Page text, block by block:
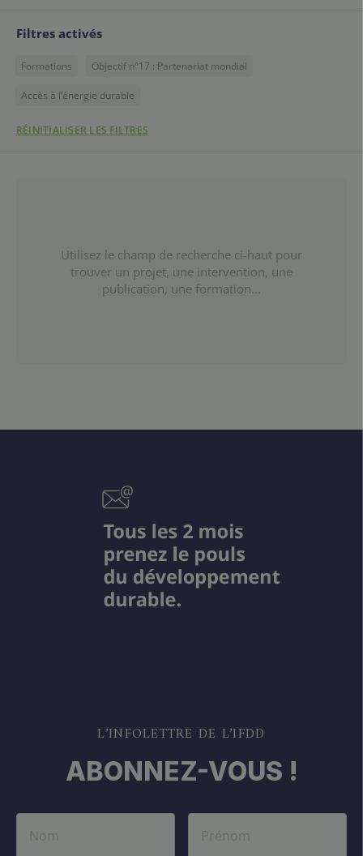
Filtres activés
Formations Objectif n°17 : Partenariat mondial
Accès à l’énergie durable
RÉINITIALISER LES FILTRES
Utilisez le champ de recherche ci-haut pour
trouver un projet, une intervention, une
publication, une formation...
L’INFOLETTRE DE L’IFDD
ABONNEZ-VOUS !